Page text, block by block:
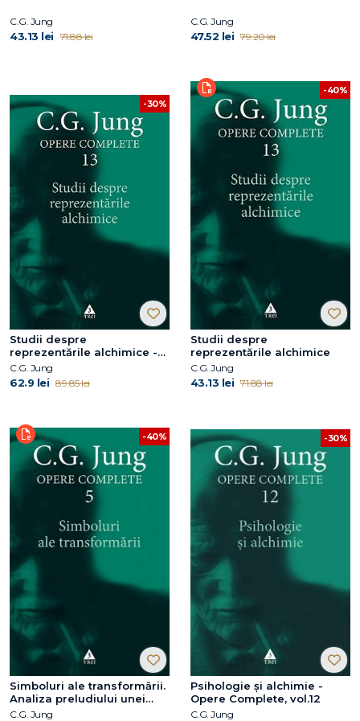
C.G. Jung
43.13 lei 71.88 lei
C.G. Jung
47.52 lei 79.20 lei
-30%
Studii despre
reprezentările alchimice -
Opere Complete, vol. 13
C.G. Jung
62.9 lei 89.85 lei
-40%
Studii despre
reprezentările alchimice
C.G. Jung
43.13 lei 71.88 lei
-40%
Simboluri ale transformării.
Analiza preludiului unei
schizofrenii
C.G. Jung
-30%
Psihologie și alchimie -
Opere Complete, vol.12
C.G. Jung